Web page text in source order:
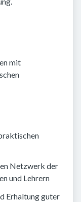
mit
Netzwerk der
und Lehrern
Erhaltung guter